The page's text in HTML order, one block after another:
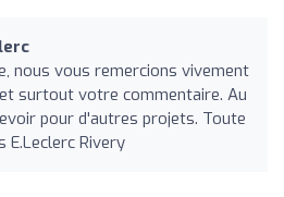
nous vous remercions vivement
surtout votre commentaire. Au
pour d'autres projets. Toute
E.Leclerc Rivery